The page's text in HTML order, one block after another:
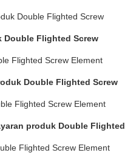
Double Flighted Screw
Double Flighted Screw
Flighted Screw Element
Double Flighted Screw
Flighted Screw Element
produk Double Flighted
Flighted Screw Element